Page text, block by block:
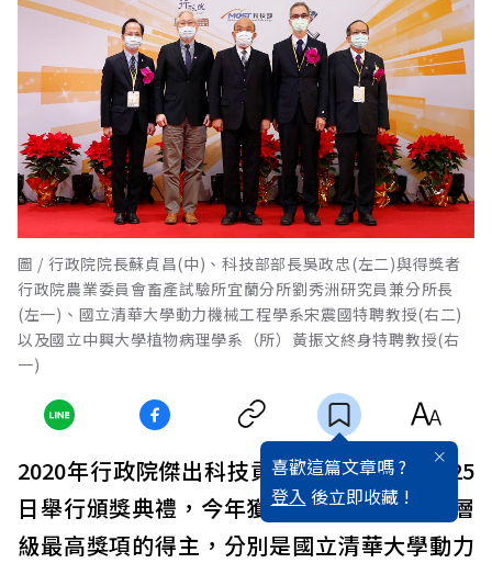
圖 / 行政院院長蘇貞昌(中)、科技部部長吳政忠(左二)與得獎者
行政院農業委員會畜產試驗所宜蘭分所劉秀洲研究員兼分所長
(左一)、國立清華大學動力機械工程學系宋震國特聘教授(右二)
以及國立中興大學植物病理學系（所）黃振文終身特聘教授(右
一)
喜歡這篇文章嗎 ?
登入 後立即收藏 !
2020年行政院傑出科技貢獻獎於109年12月25
日舉行頒獎典禮，今年獲得這項臺灣科學界層
級最高獎項的得主，分別是國立清華大學動力